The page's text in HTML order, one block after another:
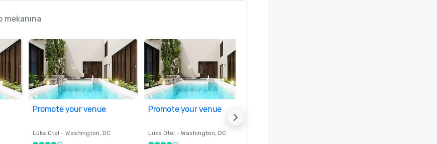
Promote your venue
Lüks Otel - Washington, DC
Promote your venue
Lüks Otel - Washington, DC